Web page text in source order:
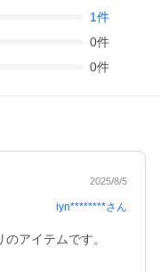
1件
0件
0件
2025/8/5
iyn********さん
アイテムです。